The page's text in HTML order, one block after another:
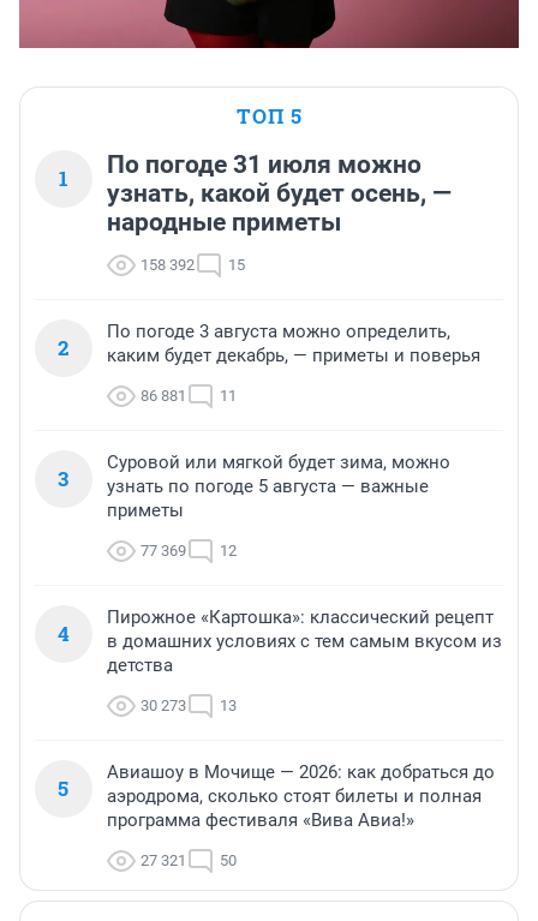
ТОП 5
1
По погоде 31 июля можно
узнать, какой будет осень, —
народные приметы
158 392 15
2
По погоде 3 августа можно определить,
каким будет декабрь, — приметы и поверья
86 881 11
3
Суровой или мягкой будет зима, можно
узнать по погоде 5 августа — важные
приметы
77 369 12
4
Пирожное «Картошка»: классический рецепт
в домашних условиях с тем самым вкусом из
детства
30 273 13
5
Авиашоу в Мочище — 2026: как добраться до
аэродрома, сколько стоят билеты и полная
программа фестиваля «Вива Авиа!»
27 321 50